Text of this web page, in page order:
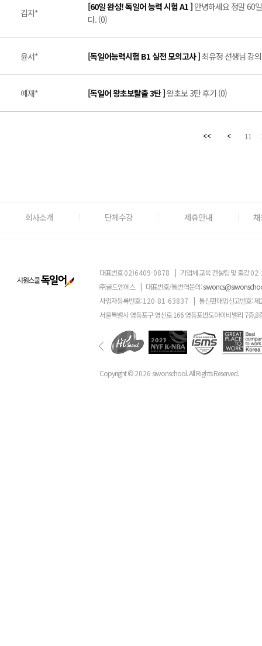
김지*
[60일 완성! 독일어 능력 시험 A1 ] 안녕하세요 정말 60
다. (0)
윤서* [독일어능력시험 B1 실전 모의고사 ]최유정 선생님 강
예재* [독일어 왕초보탈출 3탄 ]왕초보 3탄 후기 (0)
11
회사소개 단체수강 제휴안내
대표번호02)6409-0878 | 기업체 교육 컨설팅 및 출강
㈜골드앤에스 | 대표번호/통번역문의:
사업자등록번호:120-81-63837 | 통신판매업신고번호: 제
서울특별시 영등포구 영신로 166 영등포반도아이비밸리 7층,8
Copyright ©2026 siwonschool. All Rights Reserved.